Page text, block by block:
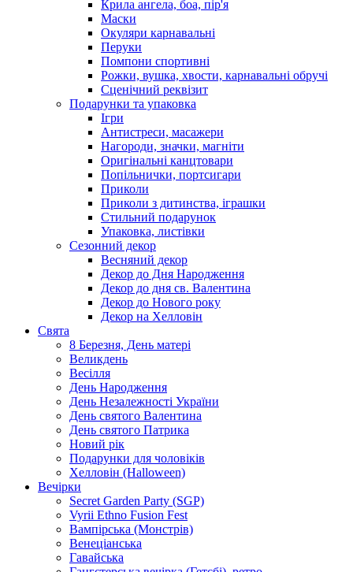
Крила ангела, боа, пір'я
Маски
Окуляри карнавальні
Перуки
Помпони спортивні
Рожки, вушка, хвости, карнавальні обручі
Сценічний реквізит
Подарунки та упаковка
Ігри
Антистреси, масажери
Нагороди, значки, магніти
Оригінальні канцтовари
Попільнички, портсигари
Приколи
Приколи з дитинства, іграшки
Стильний подарунок
Упаковка, листівки
Сезонний декор
Весняний декор
Декор до Дня Народження
Декор до дня св. Валентина
Декор до Нового року
Декор на Хелловін
Свята
8 Березня, День матері
Великдень
Весілля
День Народження
День Незалежності України
День святого Валентина
День святого Патрика
Новий рік
Подарунки для чоловіків
Хелловін (Halloween)
Вечірки
Secret Garden Party (SGP)
Vyrii Ethno Fusion Fest
Вампірська (Монстрів)
Венеціанська
Гавайська